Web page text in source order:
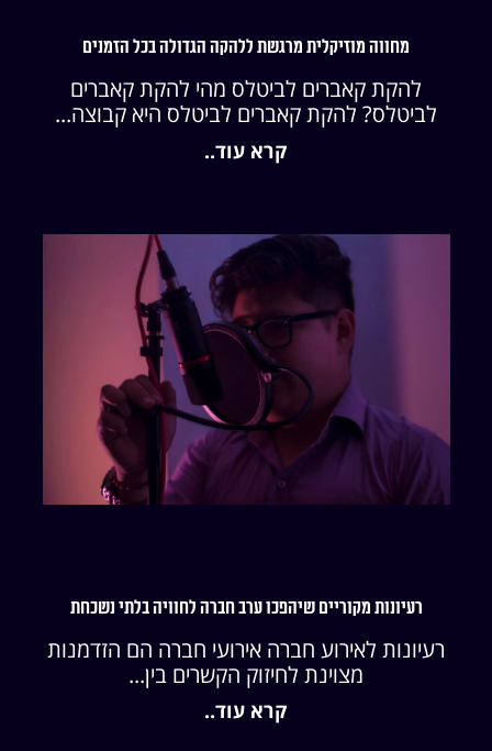
מחווה מוזיקלית מרגשת ללהקה הגדולה בכל הזמנים
להקת קאברים לביטלס מהי להקת קאברים
לביטלס? להקת קאברים לביטלס היא קבוצה...
קרא עוד..
רעיונות מקוריים שיהפכו ערב חברה לחוויה בלתי נשכחת
רעיונות לאירוע חברה אירועי חברה הם הזדמנות
מצוינת לחיזוק הקשרים בין...
קרא עוד..